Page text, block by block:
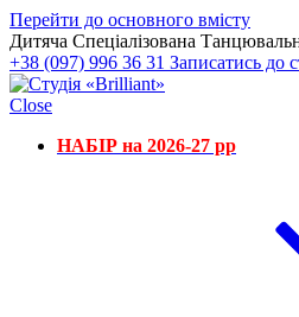
Перейти до основного вмісту
Дитяча Спеціалізована
+38 (097) 996 36 31 Записатись до
Close
НАБІР на 2026-27 рр